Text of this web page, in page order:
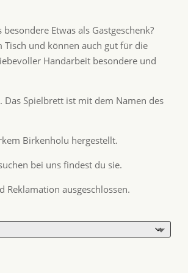
Etwas als Gastgeschenk?
Tisch und können auch gut für die
Handarbeit besondere und
Spielbrett ist mit dem Namen des
Birkenholu hergestellt.
bei uns findest du sie.
Reklamation ausgeschlossen.